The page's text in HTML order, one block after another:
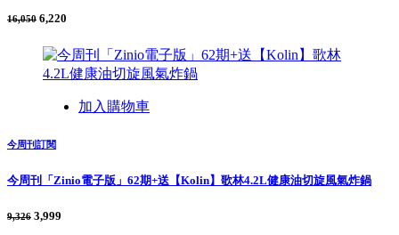
16,050 6,220
加入購物車
今周刊訂閱
今周刊「Zinio電子版」62期+送【Kolin】歌林4.2L健康油切旋風氣炸鍋
9,326 3,999